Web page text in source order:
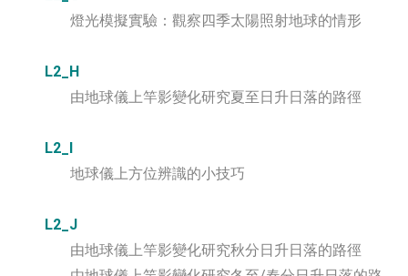
燈光模擬實驗：觀察四季太陽照射地球的情形
L2_H
由地球儀上竿影變化研究夏至日升日落的路徑
L2_I
地球儀上方位辨識的小技巧
L2_J
由地球儀上竿影變化研究秋分日升日落的路徑